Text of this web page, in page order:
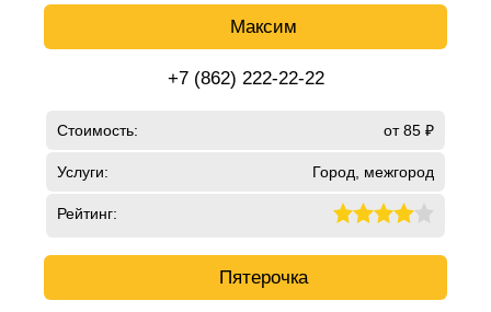
Максим
+7 (862) 222-22-22
Стоимость: от 85 ₽
Услуги: Город, межгород
Рейтинг:
Пятерочка